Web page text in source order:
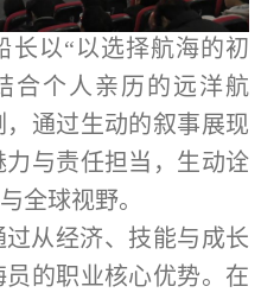
长以“以选择航海的初
合个人亲历的远洋航
通过生动的叙事展现
与责任担当，生动诠
全球视野。
从经济、技能与成长
的职业核心优势。 在